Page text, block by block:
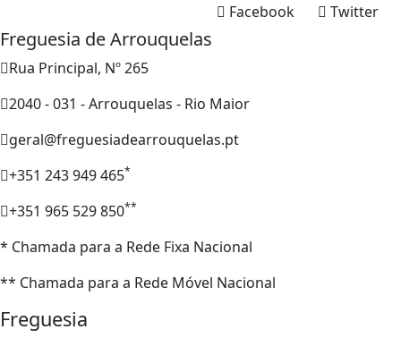
Twitter
Facebook
Freguesia de Arrouquelas
Rua Principal, Nº 265
2040 - 031 - Arrouquelas - Rio Maior
geral@freguesiadearrouquelas.pt
+351 243 949 465*
+351 965 529 850**
* Chamada para a Rede Fixa Nacional
** Chamada para a Rede Móvel Nacional
Freguesia